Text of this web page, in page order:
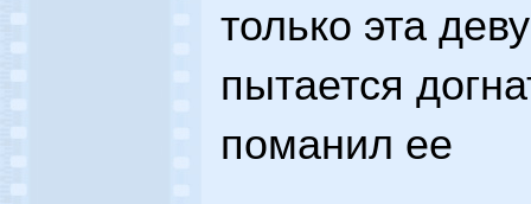
только эта
пытается
поманил ее